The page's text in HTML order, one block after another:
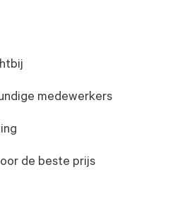
medewerkers
de beste prijs